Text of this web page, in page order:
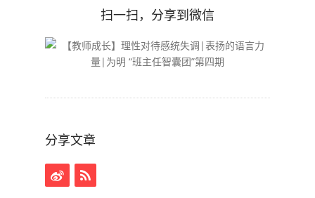
扫一扫，分享到微信
分享文章